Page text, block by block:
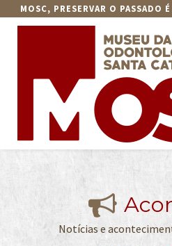
MOSC, PRESERVAR O PASSADO
Notícias e